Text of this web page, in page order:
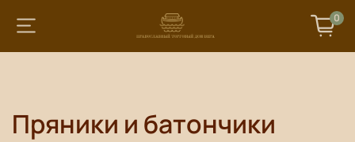
0
Пряники и батончики